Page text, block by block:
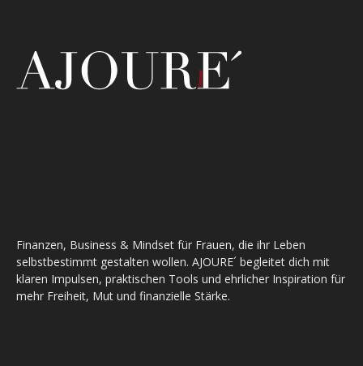
Finanzen, Business & Mindset für Frauen, die ihr Leben
selbstbestimmt gestalten wollen. AJOURE´ begleitet dich mit
klaren Impulsen, praktischen Tools und ehrlicher Inspiration für
mehr Freiheit, Mut und finanzielle Stärke.